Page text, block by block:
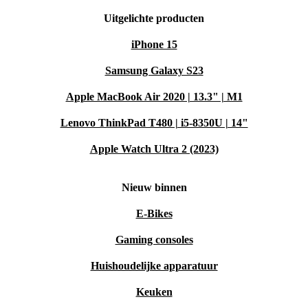
Uitgelichte producten
iPhone 15
Samsung Galaxy S23
Apple MacBook Air 2020 | 13.3" | M1
Lenovo ThinkPad T480 | i5-8350U | 14"
Apple Watch Ultra 2 (2023)
Nieuw binnen
E-Bikes
Gaming consoles
Huishoudelijke apparatuur
Keuken